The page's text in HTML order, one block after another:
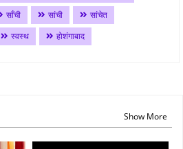
साँची सांची
सांचेत
स्वस्थ होशंगाबाद
Show More